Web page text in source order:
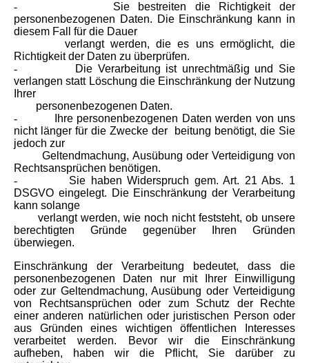
- Sie bestreiten die Richtigkeit der
personenbezogenen Daten. Die Einschränkung kann in
diesem Fall für die Dauer
verlangt werden, die es uns ermöglicht, die
Richtigkeit der Daten zu überprüfen.
-
Die Verarbeitung ist unrechtmäßig und Sie
verlangen statt Löschung die Einschränkung der Nutzung
Ihrer
personenbezogenen Daten.
-
Ihre personenbezogenen Daten werden von uns
nicht länger für die Zwecke der beitung benötigt, die Sie
jedoch zur
Geltendmachung, Ausübung oder Verteidigung von
Rechtsansprüchen benötigen.
- Sie haben Widerspruch gem. Art. 21 Abs. 1
DSGVO eingelegt. Die Einschränkung der Verarbeitung
kann solange
verlangt werden, wie noch nicht feststeht, ob unsere
berechtigten Gründe gegenüber Ihren Gründen
überwiegen.
Einschränkung der Verarbeitung bedeutet, dass die
personenbezogenen Daten nur mit Ihrer Einwilligung
oder zur Geltendmachung, Ausübung oder Verteidigung
von Rechtsan­sprüchen oder zum Schutz der Rechte
einer anderen natürlichen oder juristischen Person oder
aus Gründen eines wichtigen öffentlichen Interesses
verarbeitet werden. Bevor wir die Einschränkung
aufheben, haben wir die Pflicht, Sie darüber zu